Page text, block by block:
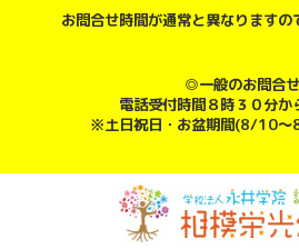
お問合せ時間が通常と異なりますの
◎一般のお問合
電話受付時間８時３０分か
※土日祝日・お盆期間(8/10